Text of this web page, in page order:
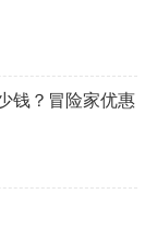
钱？冒险家优惠